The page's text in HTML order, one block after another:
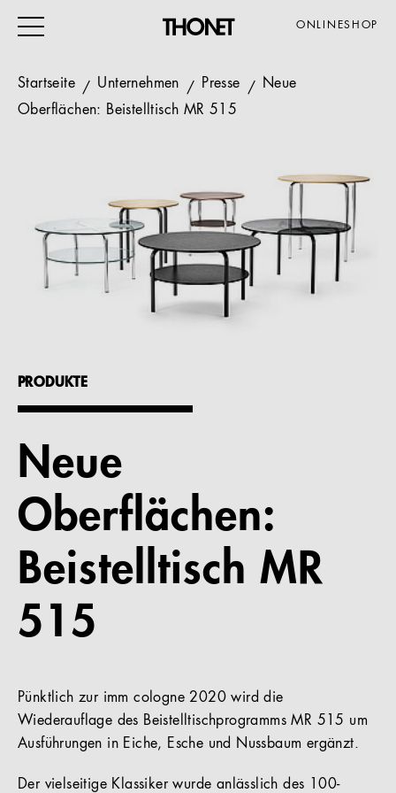
ONLINESHOP
VERANSTALTUNG
GASTRO & HOTEL
ALLE PRODUKTE
Service
Unternehmen
DE
Startseite Unternehmen Presse
Neue
Oberflächen: Beistelltisch MR 515
PRODUKTE
Neue
Oberflächen:
Beistelltisch MR
515
Pünktlich zur imm cologne 2020 wird die
Wiederauflage des Beistelltischprogramms MR 515 um
Ausführungen in Eiche, Esche und Nussbaum ergänzt.
Der vielseitige Klassiker wurde anlässlich des 100-